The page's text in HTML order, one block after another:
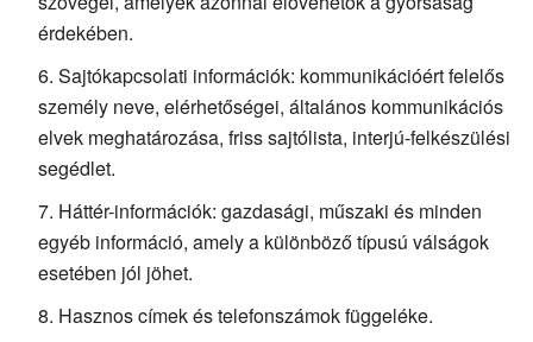
érdekében.
Sajtókapcsolati információk: kommunikációért felelős
személy neve, elérhetőségei, általános kommunikációs
elvek meghatározása, friss sajtólista, interjú-felkészülési
segédlet.
Háttér-információk: gazdasági, műszaki és minden
egyéb információ, amely a különböző típusú válságok
esetében jól jöhet.
Hasznos címek és telefonszámok függeléke.